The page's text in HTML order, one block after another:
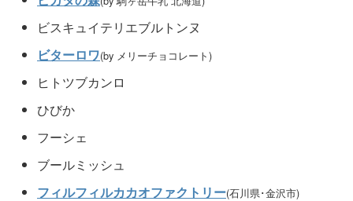
ビスキュイテリエブルトンヌ
ビターロワ(by メリーチョコレート)
ヒトツブカンロ
ひびか
フーシェ
ブールミッシュ
フィルフィルカカオファクトリー(石川県･金沢市)